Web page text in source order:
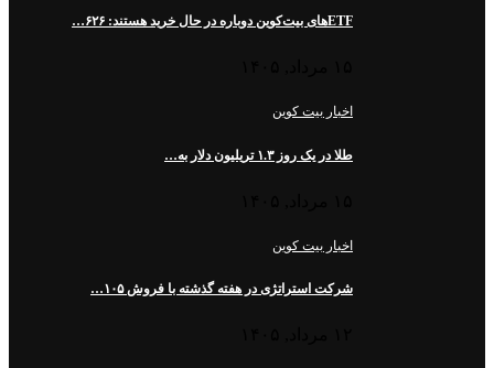
ETFهای بیت‌کوین دوباره در حال خرید هستند: ۶۲۶…
اخبار بیت کوین
طلا در یک روز ۱.۳ تریلیون دلار به…
اخبار بیت کوین
شرکت استراتژی در هفته گذشته با فروش ۱۰۵…